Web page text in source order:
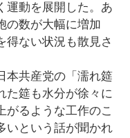
運動を展開した。あ
の数が大幅に増加
得ない状況も散見さ
本共産党の「濡れ筵
た筵も水分が徐々に
がるような工作のこ
いという話が聞かれ